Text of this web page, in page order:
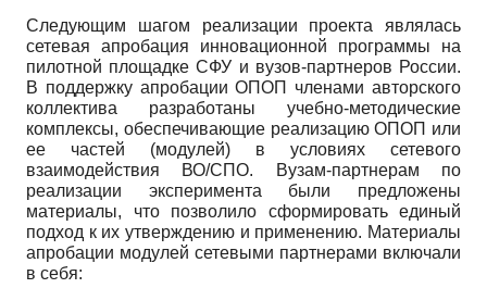
Следующим шагом реализации проекта являлась
сетевая апробация инновационной программы на
пилотной площадке СФУ и вузов-партнеров России.
В поддержку апробации ОПОП членами авторского
коллектива разработаны учебно-методические
комплексы, обеспечивающие реализацию ОПОП или
ее частей (модулей) в условиях сетевого
взаимодействия ВО/СПО. Вузам-партнерам по
реализации эксперимента были предложены
материалы, что позволило сформировать единый
подход к их утверждению и применению. Материалы
апробации модулей сетевыми партнерами включали
в себя: